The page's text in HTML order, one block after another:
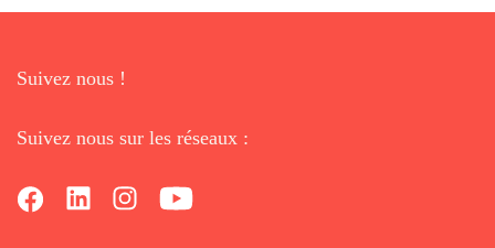
Suivez nous !
Suivez nous sur les réseaux :